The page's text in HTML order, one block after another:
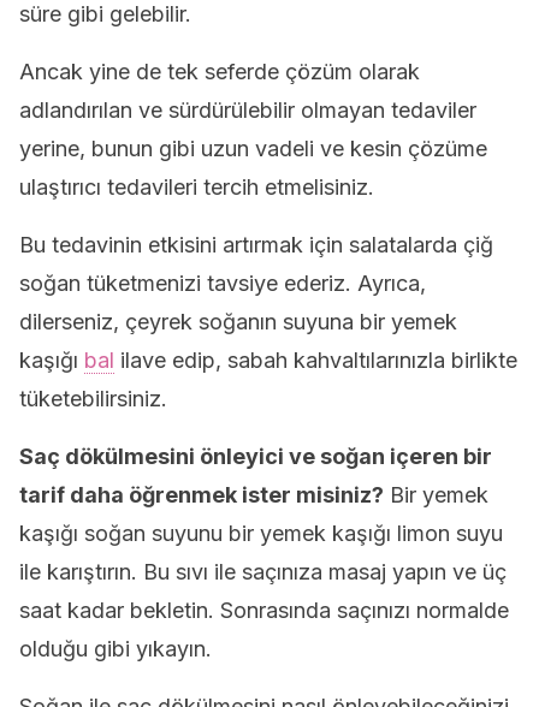
süre gibi gelebilir.
Ancak yine de tek seferde çözüm olarak
adlandırılan ve sürdürülebilir olmayan tedaviler
yerine, bunun gibi uzun vadeli ve kesin çözüme
ulaştırıcı tedavileri tercih etmelisiniz.
Bu tedavinin etkisini artırmak için salatalarda çiğ
soğan tüketmenizi tavsiye ederiz. Ayrıca,
dilerseniz, çeyrek soğanın suyuna bir yemek
kaşığı bal ilave edip, sabah kahvaltılarınızla birlikte
tüketebilirsiniz.
Saç dökülmesini önleyici ve soğan içeren bir
tarif daha öğrenmek ister misiniz? Bir yemek
kaşığı soğan suyunu bir yemek kaşığı limon suyu
ile karıştırın. Bu sıvı ile saçınıza masaj yapın ve üç
saat kadar bekletin. Sonrasında saçınızı normalde
olduğu gibi yıkayın.